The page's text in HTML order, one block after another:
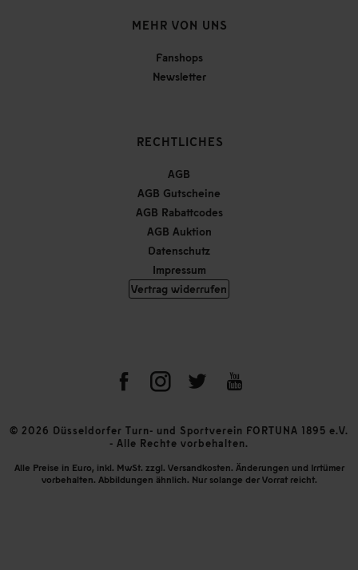
MEHR VON UNS
Fanshops
Newsletter
RECHTLICHES
AGB
AGB Gutscheine
AGB Rabattcodes
AGB Auktion
Datenschutz
Impressum
Vertrag widerrufen
© 2026 Düsseldorfer Turn- und Sportverein FORTUNA 1895 e.V.
- Alle Rechte vorbehalten.
Alle Preise in Euro, inkl. MwSt. zzgl. Versandkosten. Änderungen und Irrtümer
vorbehalten. Abbildungen ähnlich. Nur solange der Vorrat reicht.